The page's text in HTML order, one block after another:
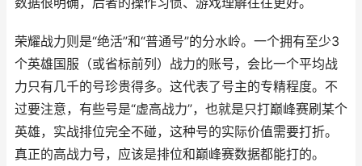
荣耀战力则是“绝活”和“普通号”的分水岭。一个拥有至少3
个英雄国服（或省标前列）战力的账号，会比一个平均战
力只有几千的号珍贵得多。这代表了号主的专精程度。不
过要注意，有些号是“虚高战力”，也就是只打巅峰赛刷某个
英雄，实战排位完全不碰，这种号的实际价值需要打折。
真正的高战力号，应该是排位和巅峰赛数据都能打的。